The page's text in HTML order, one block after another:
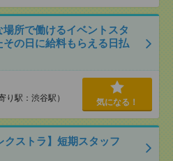
所で働けるイベントスタ
の日に給料もらえる日払
り駅：渋谷駅） 気になる！
クストラ】短期スタッフ